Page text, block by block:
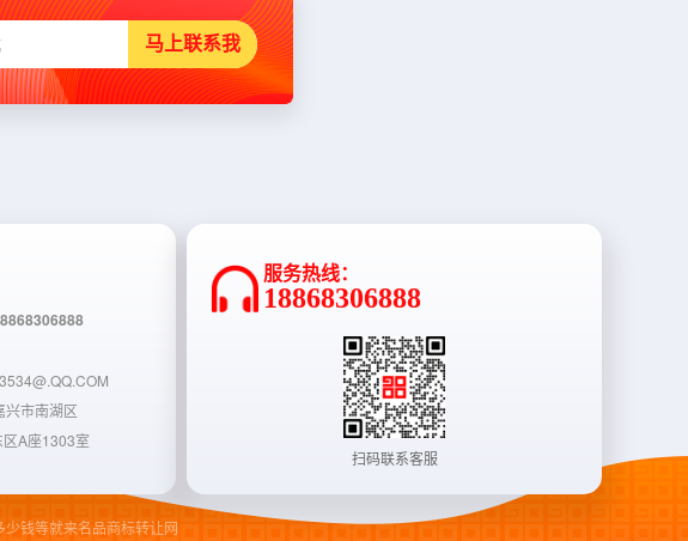
马上联系我
兴市南湖区
A座1303室
服务热线：
18868306888
扫码联系客服
钱等就来名品商标转让网